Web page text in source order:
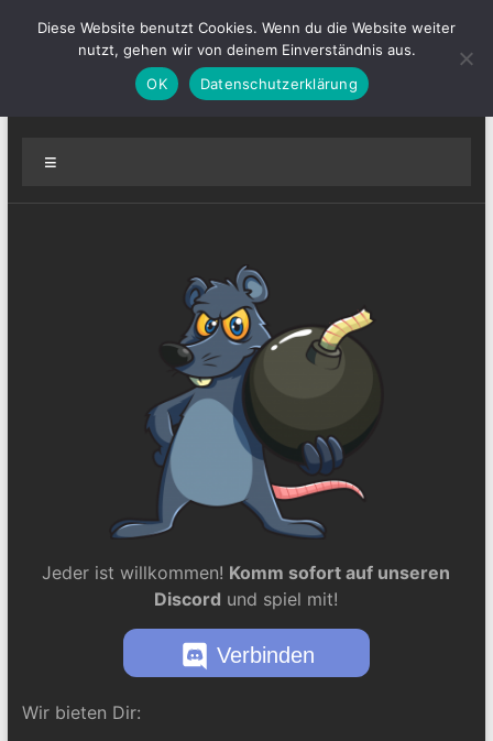
Zum
BombRats.de (D-A-CH)
Die Community für Escape From Tarkov
Jeder ist willkommen! Komm sofort auf unseren
Discord und spiel mit!
Verbinden
Wir bieten Dir:
Diese Website benutzt Cookies. Wenn du die Website weiter
nutzt, gehen wir von deinem Einverständnis aus.
OK
Datenschutzerklärung